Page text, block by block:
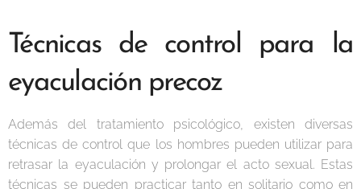
Técnicas de control para la
eyaculación precoz
Además del tratamiento psicológico, existen diversas
técnicas de control que los hombres pueden utilizar para
retrasar la eyaculación y prolongar el acto sexual. Estas
técnicas se pueden practicar tanto en solitario como en